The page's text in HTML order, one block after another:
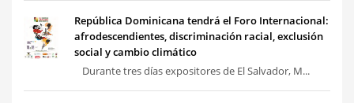
República Dominicana tendrá el Foro Internacional:
afrodescendientes, discriminación racial, exclusión
social y cambio climático
Durante tres días expositores de El Salvador, M...